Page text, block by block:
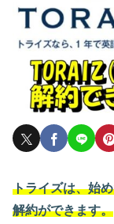
トライズは、始
解約ができます。